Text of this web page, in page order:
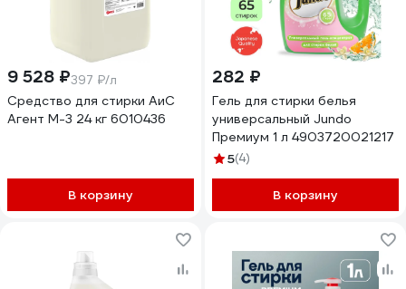
9 528 ₽397 ₽/л
Средство для стирки АиС
Агент M-3 24 кг 6010436
В корзину
282 ₽
Гель для стирки белья
универсальный Jundo
Премиум 1 л 4903720021217
5(4)
В корзину